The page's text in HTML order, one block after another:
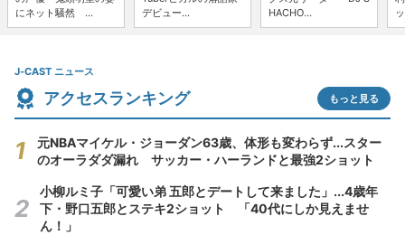
にネット騒然 ...
デビュー...
HACHO...
J-CAST ニュース
アクセスランキング もっと見る
元NBAマイケル・ジョーダン63歳、体形も変わらず...スター
のオーラダダ漏れ サッカー・ハーランドと最強2ショット
小柳ルミ子「可愛い弟 五郎とデートして来ました」...4歳年
下・野口五郎とステキ2ショット 「40代にしか見えませ
ん！」